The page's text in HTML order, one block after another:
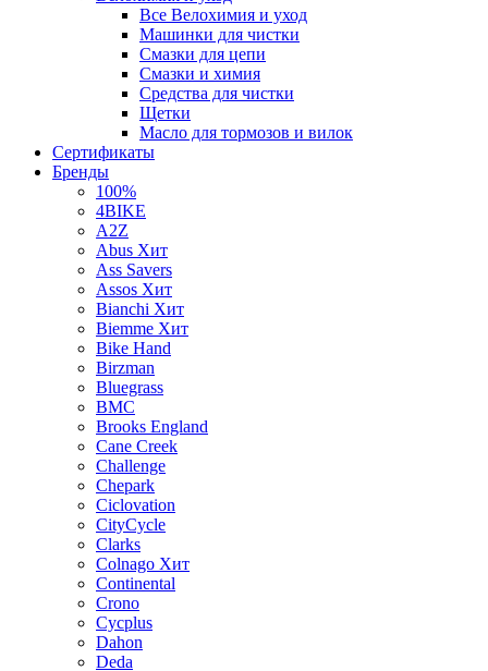
Все Велохимия и уход
Машинки для чистки
Смазки для цепи
Смазки и химия
Средства для чистки
Щетки
Масло для тормозов и вилок
Сертификаты
Бренды
100%
4BIKE
A2Z
Abus Хит
Ass Savers
Assos Хит
Bianchi Хит
Biemme Хит
Bike Hand
Birzman
Bluegrass
BMC
Brooks England
Cane Creek
Challenge
Chepark
Ciclovation
CityCycle
Clarks
Colnago Хит
Continental
Crono
Cycplus
Dahon
Deda